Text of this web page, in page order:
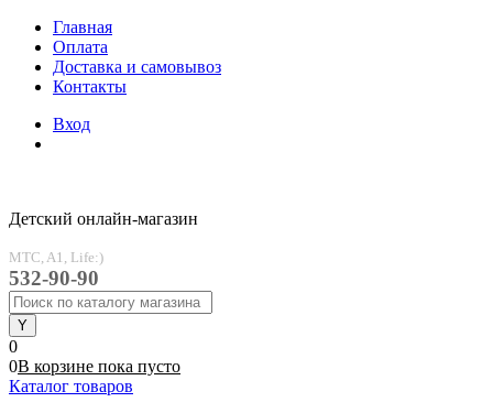
Главная
Оплата
Доставка и самовывоз
Контакты
Вход
Детский онлайн-магазин
MTC, A1, Life:)
532-90-90
0
0В корзине пока пусто
Каталог товаров